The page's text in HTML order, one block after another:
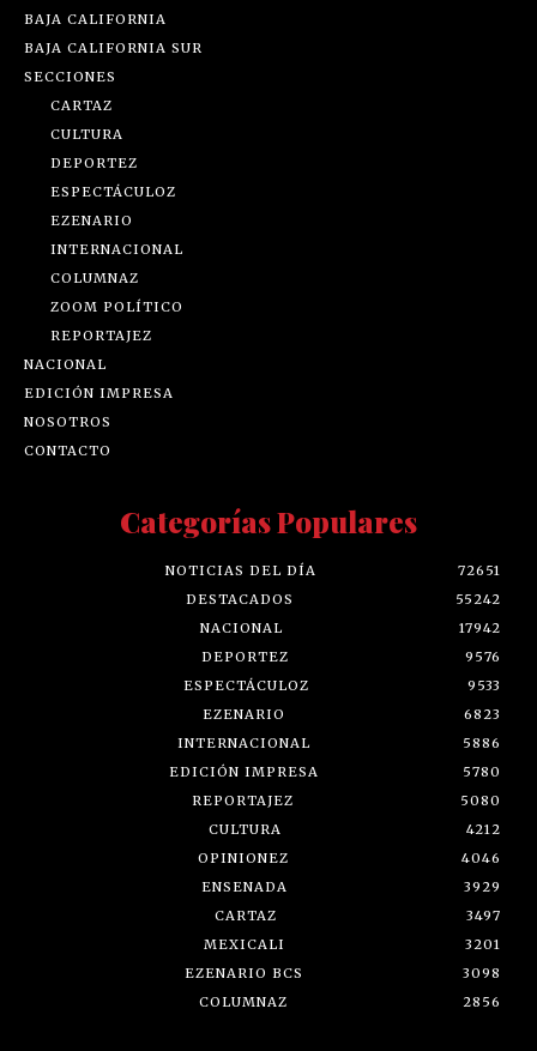
BAJA CALIFORNIA
BAJA CALIFORNIA SUR
SECCIONES
CARTAZ
CULTURA
DEPORTEZ
ESPECTÁCULOZ
EZENARIO
INTERNACIONAL
COLUMNAZ
ZOOM POLÍTICO
REPORTAJEZ
NACIONAL
EDICIÓN IMPRESA
NOSOTROS
CONTACTO
Categorías Populares
NOTICIAS DEL DÍA
72651
DESTACADOS
55242
NACIONAL
17942
DEPORTEZ
9576
ESPECTÁCULOZ
9533
EZENARIO
6823
INTERNACIONAL
5886
EDICIÓN IMPRESA
5780
REPORTAJEZ
5080
CULTURA
4212
OPINIONEZ
4046
ENSENADA
3929
CARTAZ
3497
MEXICALI
3201
EZENARIO BCS
3098
COLUMNAZ
2856